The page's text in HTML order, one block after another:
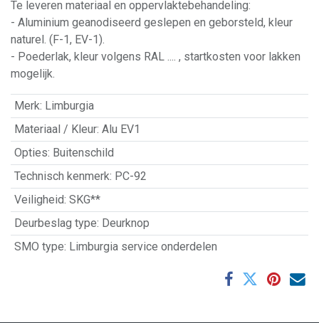
Te leveren materiaal en oppervlaktebehandeling:
- Aluminium geanodiseerd geslepen en geborsteld, kleur
naturel. (F-1, EV-1).
- Poederlak, kleur volgens RAL .... , startkosten voor lakken
mogelijk.
Merk: Limburgia
Materiaal / Kleur: Alu EV1
Opties: Buitenschild
Technisch kenmerk: PC-92
Veiligheid: SKG**
Deurbeslag type: Deurknop
SMO type: Limburgia service onderdelen